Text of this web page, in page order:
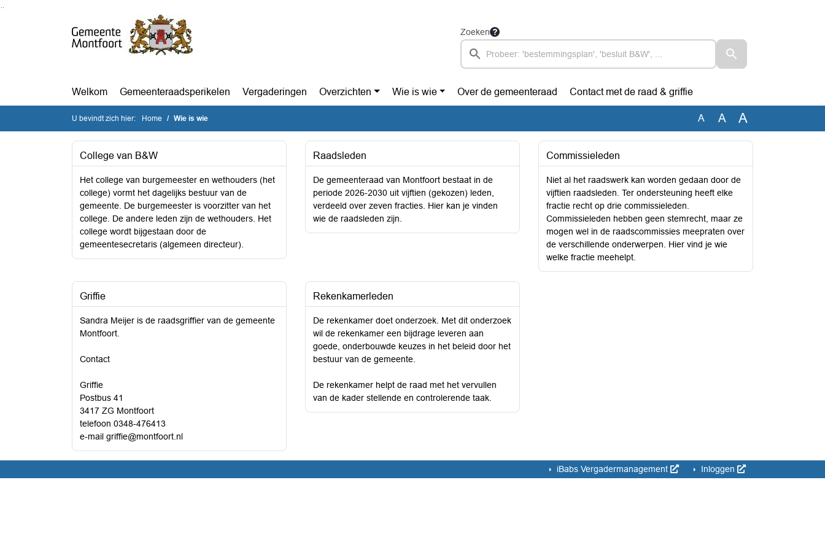
Zoeken
Welkom Gemeenteraadsperikelen Vergaderingen Overzichten Wie is wie Over de gemeenteraad Contact met de raad & griffie
U bevindt zich hier: Home Wie is wie A A A
College van B&W
Het college van burgemeester en wethouders (het
college) vormt het dagelijks bestuur van de
gemeente. De burgemeester is voorzitter van het
college. De andere leden zijn de wethouders. Het
college wordt bijgestaan door de
gemeentesecretaris (algemeen directeur).
Raadsleden
De gemeenteraad van Montfoort bestaat in de
periode 2026-2030 uit vijftien (gekozen) leden,
verdeeld over zeven fracties. Hier kan je vinden
wie de raadsleden zijn.
Commissieleden
Niet al het raadswerk kan worden gedaan door de
vijftien raadsleden. Ter ondersteuning heeft elke
fractie recht op drie commissieleden.
Commissieleden hebben geen stemrecht, maar ze
mogen wel in de raadscommissies meepraten over
de verschillende onderwerpen. Hier vind je wie
welke fractie meehelpt.
Griffie
Sandra Meijer is de raadsgriffier van de gemeente
Montfoort.
Contact
Griffie
Postbus 41
3417 ZG Montfoort
telefoon 0348-476413
e-mail griffie@montfoort.nl
Rekenkamerleden
De rekenkamer doet onderzoek. Met dit onderzoek
wil de rekenkamer een bijdrage leveren aan
goede, onderbouwde keuzes in het beleid door het
bestuur van de gemeente.
De rekenkamer helpt de raad met het vervullen
van de kader stellende en controlerende taak.
iBabs Vergadermanagement Inloggen